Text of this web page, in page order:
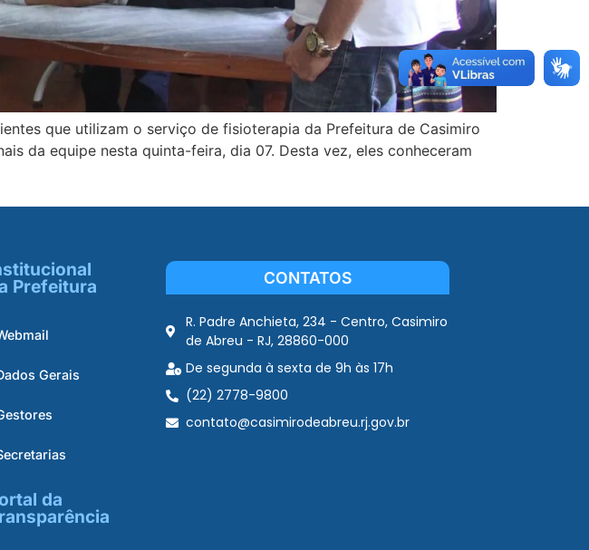
que utilizam o serviço de fisioterapia da Prefeitura de Casimiro
da equipe nesta quinta-feira, dia 07. Desta vez, eles conheceram
Prefeitura
Gerais
da
CONTATOS
R. Padre Anchieta, 234 - Centro, Casimiro
de Abreu - RJ, 28860-000
De segunda à sexta de 9h às 17h
(22) 2778-9800
contato@casimirodeabreu.rj.gov.br